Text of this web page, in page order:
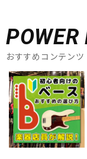
POWER
おすすめコンテンツ